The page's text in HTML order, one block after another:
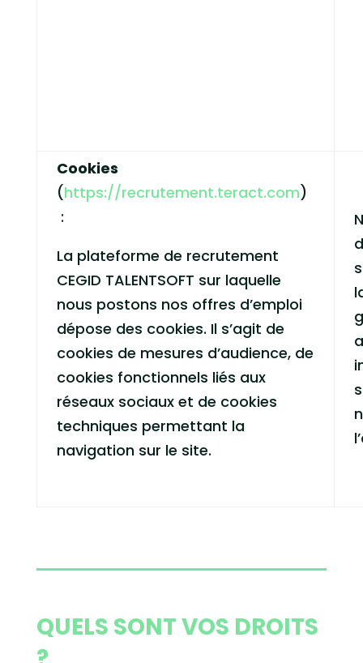
Cookies
(https://recrutement.teract.com)
:
La plateforme de recrutement
CEGID TALENTSOFT sur laquelle
nous postons nos offres d’emploi
dépose des cookies. Il s’agit de
cookies de mesures d’audience, de
cookies fonctionnels liés aux
réseaux sociaux et de cookies
techniques permettant la
navigation sur le site.
QUELS SONT VOS DROITS